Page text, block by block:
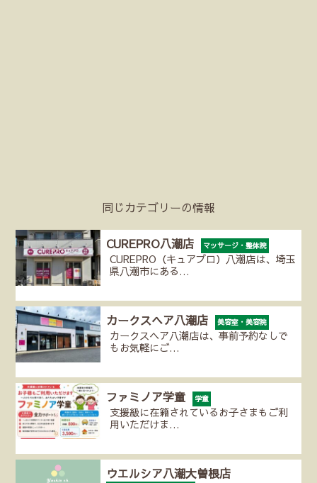
同じカテゴリーの情報
CUREPRO八潮店 マッサージ・整体院
CUREPRO（キュアプロ）八潮店は、埼玉
県八潮市にある…
カークスヘア八潮店 美容室・美容院
カークスヘア八潮店は、事前予約なしで
もお気軽にご…
ファミノア学童 学童
支援級に在籍されているお子さまもご利
用いただけま…
ウエルシア八潮大曽根店